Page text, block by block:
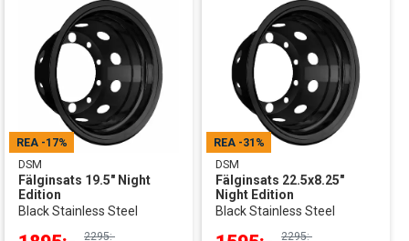
REA -17%
DSM
Fälginsats 19.5" Night
Edition
Black Stainless Steel
2295:-
REA -31%
DSM
Fälginsats 22.5x8.25"
Night Edition
Black Stainless Steel
2295:-